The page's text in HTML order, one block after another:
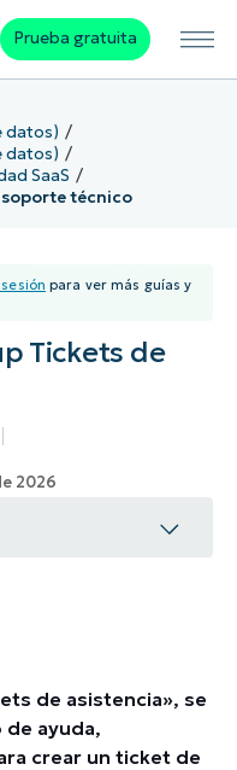
Prueba gratuita
datos)
datos)
SaaS
soporte técnico
para ver más guías y
Tickets de
2026
de asistencia», se
ayuda,
crear un ticket de